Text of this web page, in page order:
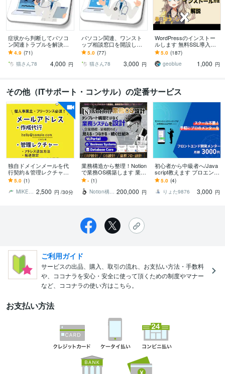
症状から判断してパソコ
ン関連トラブルを解決し
ます パソコン本体はもち
ろん、周辺機器、ネット
ワークも対応します。
4.9 (71)
猫さん78
4,000 円
パソコン関連、ワンスト
ップ相談窓口を開設して
います 素朴な疑問から、
機種選定、ソフト選定、
ネットワークまで
5.0 (77)
猫さん78
3,000 円
WordPressのインストー
ルします 無料SSL導入を
含め難しいサーバーの操
作など代わってお手伝い
5.0 (187)
geoblue
1,000 円
その他（ITサポート・コンサル）の定番サービス
独自ドメインメールを代
行契約＆管理レクチャー
します 【限定5名｜特別価
格】契約はおまかせ、運
用はあなたの手で！
5.0 (1)
MIKEtto（みけっと） 2,500 円 /30分
業務構造から整理！Notion
で業務OS構築します 業務
フロー・業務整理からNoti
onに落とし込みます
- (1)
Notion構築代行｜としふみ 200,000 円
初心者から中級者へ/Java
script教えます プロエンジ
ニアに公式LINEで24時間3
65日相談できる!
5.0 (4)
りょた9876
3,000 円
ご利用ガイド
サービスの出品、購入、取引の流れ、お支払い方法・手数料
や、ココナラを安心・安全に使って頂くための制度やマナー
など、ココナラの使い方はこちら。
お支払い方法